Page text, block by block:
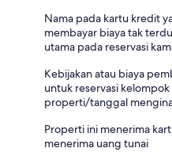
Nama pada kartu kredit
membayar biaya tak
utama pada reservasi
Kebijakan atau biaya
untuk reservasi
properti/tanggal
Properti ini menerima
menerima uang tunai